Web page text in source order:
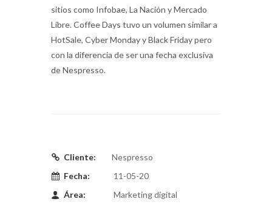
sitios como Infobae, La Nación y Mercado
Libre. Coffee Days tuvo un volumen similar a
HotSale, Cyber Monday y Black Friday pero
con la diferencia de ser una fecha exclusiva
de Nespresso.
Cliente:
Nespresso
Fecha:
11-05-20
Área:
Marketing digital